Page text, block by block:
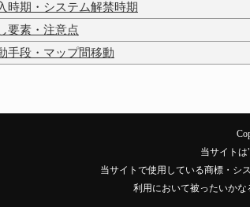
時期・システム解禁時期
要素・注意点
手段・マップ間移動
当サイト
当サイトで使用している商標・シ
利用において被ったいかな